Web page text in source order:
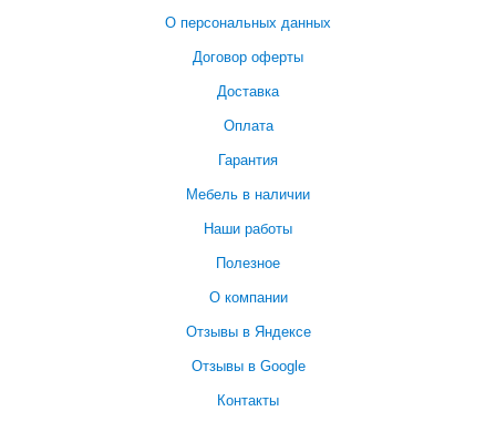
О персональных данных
Договор оферты
Доставка
Оплата
Гарантия
Мебель в наличии
Наши работы
Полезное
О компании
Отзывы в Яндексе
Отзывы в Google
Контакты